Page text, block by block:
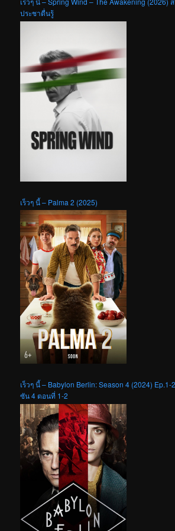
ประชาตื่นรู้
เร็วๆ นี้ – Palma 2 (2025)
เร็วๆ นี้ – Babylon Berlin: Season 4 (2024)
ซัน 4 ตอนที่ 1-2